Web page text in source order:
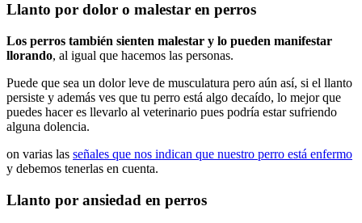
Llanto por dolor o malestar en perros
Los perros también sienten malestar y lo pueden manifestar
llorando, al igual que hacemos las personas.
Puede que sea un dolor leve de musculatura pero aún así, si el llanto
persiste y además ves que tu perro está algo decaído, lo mejor que
puedes hacer es llevarlo al veterinario pues podría estar sufriendo
alguna dolencia.
on varias las señales que nos indican que nuestro perro está enfermo
y debemos tenerlas en cuenta.
Llanto por ansiedad en perros